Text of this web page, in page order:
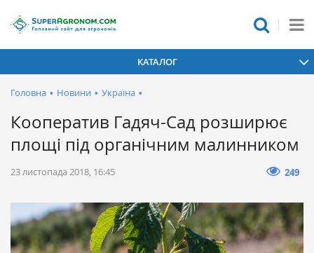
КАТАЛОГ
Головна • Новини • Україна •
Кооператив Гадяч-Сад розширює
площі під органічним малинником
23 листопада 2018, 16:45 249